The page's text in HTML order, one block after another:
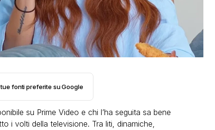
fonti preferite su Google
su Prime Video e chi l’ha seguita sa bene
i volti della televisione. Tra liti, dinamiche,